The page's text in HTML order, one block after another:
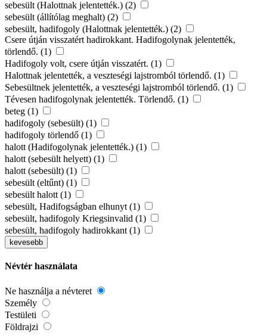
sebesült (Halottnak jelentették.) (2)
sebesült (állítólag meghalt) (2)
sebesült, hadifogoly (Halottnak jelentették.) (2)
Csere útján visszatért hadirokkant. Hadifogolynak jelentették,
törlendő. (1)
Hadifogoly volt, csere útján visszatért. (1)
Halottnak jelentették, a veszteségi lajstromból törlendő. (1)
Sebesültnek jelentették, a veszteségi lajstromból törlendő. (1)
Tévesen hadifogolynak jelentették. Törlendő. (1)
beteg (1)
hadifogoly (sebesült) (1)
hadifogoly törlendő (1)
halott (Hadifogolynak jelentették.) (1)
halott (sebesült helyett) (1)
halott (sebesült) (1)
sebesült (eltűnt) (1)
sebesült halott (1)
sebesült, Hadifogságban elhunyt (1)
sebesült, hadifogoly Kriegsinvalid (1)
sebesült, hadifogoly hadirokkant (1)
kevesebb
Névtér használata
Ne használja a névteret
Személy
Testületi
Földrajzi